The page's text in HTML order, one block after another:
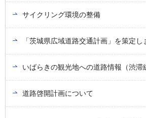
サイクリング環境の整備
「茨城県広域道路交通計画」を策定し
いばらきの観光地への道路情報（渋滞
道路啓開計画について